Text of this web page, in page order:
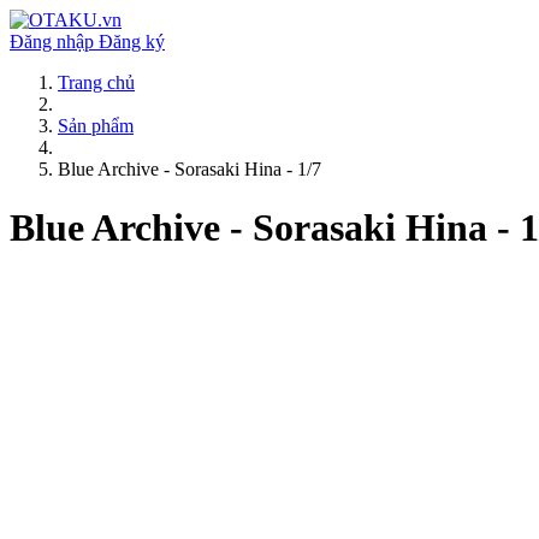
Đăng nhập Đăng ký
Trang chủ
Sản phẩm
Blue Archive - Sorasaki Hina - 1/7
Blue Archive - Sorasaki Hina -